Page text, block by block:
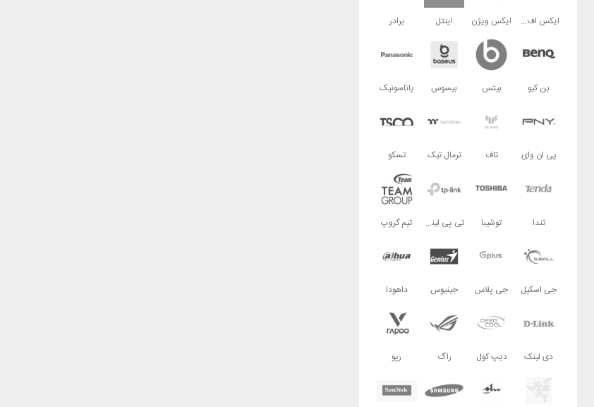
ایکس اف ایکس ایکس ویژن اینتل برادر
بن کیو بیتس بیسوس پاناسونیک
پی ان وای تاف ترمال تیک تسکو
تندا توشیبا تی پی لینک تیم گروپ
جی اسکیل جی پلاس جینیوس داهودا
دی لینک دیپ کول راگ رپو